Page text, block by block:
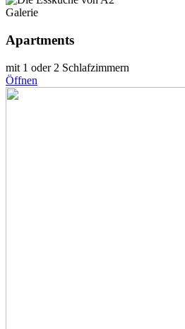
Galerie
Apartments
mit 1 oder 2 Schlafzimmern
Öffnen